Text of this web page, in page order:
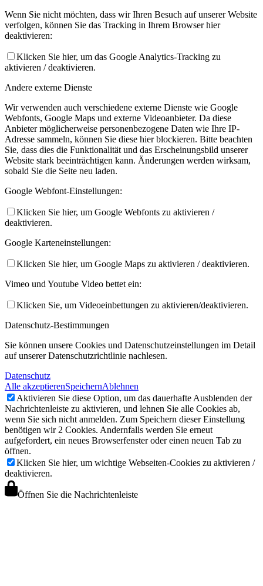
Wenn Sie nicht möchten, dass wir Ihren Besuch auf unserer Website
verfolgen, können Sie das Tracking in Ihrem Browser hier
deaktivieren:
Klicken Sie hier, um das Google Analytics-Tracking zu
aktivieren / deaktivieren.
Andere externe Dienste
Wir verwenden auch verschiedene externe Dienste wie Google
Webfonts, Google Maps und externe Videoanbieter. Da diese
Anbieter möglicherweise personenbezogene Daten wie Ihre IP-
Adresse sammeln, können Sie diese hier blockieren. Bitte beachten
Sie, dass dies die Funktionalität und das Erscheinungsbild unserer
Website stark beeinträchtigen kann. Änderungen werden wirksam,
sobald Sie die Seite neu laden.
Google Webfont-Einstellungen:
Klicken Sie hier, um Google Webfonts zu aktivieren /
deaktivieren.
Google Karteneinstellungen:
Klicken Sie hier, um Google Maps zu aktivieren / deaktivieren.
Vimeo und Youtube Video bettet ein:
Klicken Sie, um Videoeinbettungen zu aktivieren/deaktivieren.
Datenschutz-Bestimmungen
Sie können unsere Cookies und Datenschutzeinstellungen im Detail
auf unserer Datenschutzrichtlinie nachlesen.
Datenschutz
Alle akzeptierenSpeichernAblehnen
Aktivieren Sie diese Option, um das dauerhafte Ausblenden der
Nachrichtenleiste zu aktivieren, und lehnen Sie alle Cookies ab,
wenn Sie sich nicht anmelden. Zum Speichern dieser Einstellung
benötigen wir 2 Cookies. Andernfalls werden Sie erneut
aufgefordert, ein neues Browserfenster oder einen neuen Tab zu
öffnen.
Klicken Sie hier, um wichtige Webseiten-Cookies zu aktivieren /
deaktivieren.
Öffnen Sie die Nachrichtenleiste